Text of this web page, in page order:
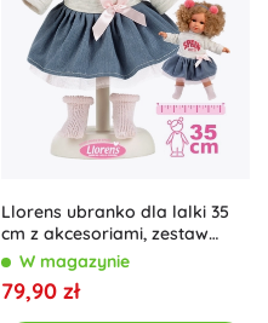
Llorens ubranko dla lalki 35
cm z akcesoriami, zestaw
4‑częściowy
W magazynie
79,90 zł